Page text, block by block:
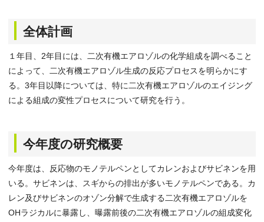
全体計画
１年目、2年目には、二次有機エアロゾルの化学組成を調べること
によって、二次有機エアロゾル生成の反応プロセスを明らかにす
る。3年目以降については、特に二次有機エアロゾルのエイジング
による組成の変性プロセスについて研究を行う。
今年度の研究概要
今年度は、反応物のモノテルペンとしてカレンおよびサビネンを用
いる。サビネンは、スギからの排出が多いモノテルペンである。カ
レン及びサビネンのオゾン分解で生成する二次有機エアロゾルを
OHラジカルに暴露し、曝露前後の二次有機エアロゾルの組成変化